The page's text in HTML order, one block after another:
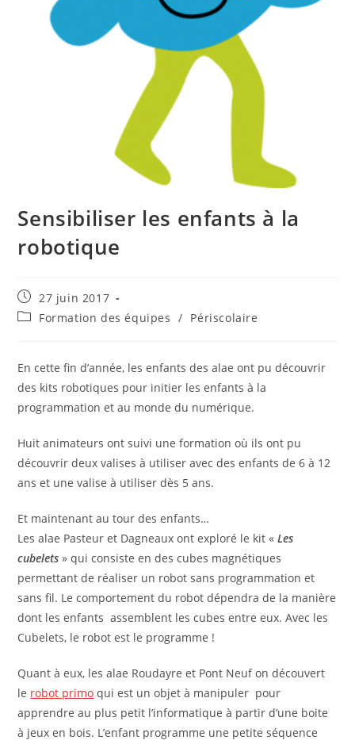
Sensibiliser les enfants à la
robotique
Publication
publiée :
27 juin 2017
PostFormation des équipes / Périscolaire
En cette fin d’année, les enfants des alae ont pu découvrir
des kits robotiques pour initier les enfants à la
programmation et au monde du numérique.
Huit animateurs ont suivi une formation où ils ont pu
découvrir deux valises à utiliser avec des enfants de 6 à 12
ans et une valise à utiliser dès 5 ans.
Et maintenant au tour des enfants…
Les alae Pasteur et Dagneaux ont exploré le kit «Les
cubelets » qui consiste en des cubes magnétiques
permettant de réaliser un robot sans programmation et
sans fil. Le comportement du robot dépendra de la manière
dont les enfants assemblent les cubes entre eux. Avec les
Cubelets, le robot est le programme !
Quant à eux, les alae Roudayre et Pont Neuf on découvert
le robot primo qui est un objet à manipuler pour
apprendre au plus petit l’informatique à partir d’une boite
à jeux en bois. L’enfant programme une petite séquence